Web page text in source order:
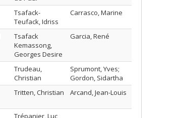
Tsafack-
Teufack, Idriss
Carrasco, Marine
Tsafack
Kemassong,
Georges Desire
Garcia, René
Trudeau,
Christian
Sprumont, Yves;
Gordon, Sidartha
Tritten, Christian Arcand, Jean-Louis
Trépanier, Luc